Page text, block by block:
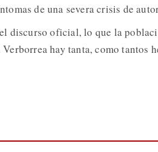
de una severa crisis de
discurso oficial, lo que la
Verborrea hay tanta, como tantos